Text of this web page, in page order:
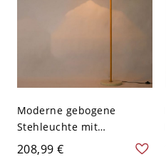
Moderne gebogene
Stehleuchte mit
Stoffschirm,
Lampengehäuse aus
208,99 €